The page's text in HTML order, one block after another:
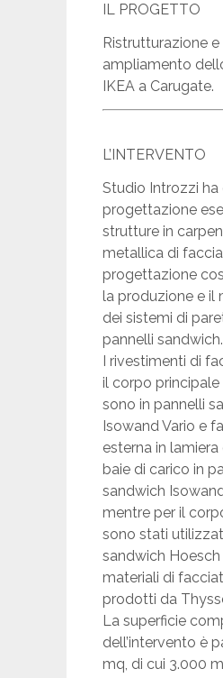
IL PROGETTO
Ristrutturazione e
ampliamento
IKEA a Carugate.
L’INTERVENTO
Studio Introzzi ha
progettazione
strutture in
metallica di
progettazione
la produzione e il
dei sistemi di
pannelli sandwich.
I rivestimenti di
il corpo
sono in pannelli
Isowand Vario e
esterna in
baie di carico in
sandwich
mentre per il
sono stati
sandwich Hoesch
materiali di
prodotti da
La superficie
dell’intervento è
mq, di cui 3.000